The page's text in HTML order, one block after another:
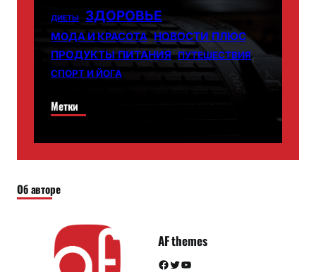
ДИЕТЫ ЗДОРОВЬЕ
МОДА И КРАСОТА НОВОСТИ ПЛЮС
ПРОДУКТЫ ПИТАНИЯ ПУТЕШЕСТВИЯ
СПОРТ И ЙОГА
Метки
Об авторе
AF themes
Facebook Twitter YouTube